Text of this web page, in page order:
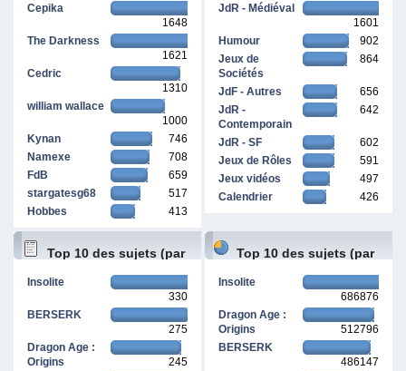
Cepika
1648
The Darkness
1621
Cedric
1310
william wallace
1000
Kynan
746
Namexe
708
FdB
659
stargatesg68
517
Hobbes
413
JdR - Médiéval
1601
Humour
902
Jeux de
Sociétés
864
JdF - Autres
656
JdR -
Contemporain
642
JdR - SF
602
Jeux de Rôles
591
Jeux vidéos
497
Calendrier
426
Top 10 des sujets (par
Insolite
330
BERSERK
275
Dragon Age :
Origins
245
Top 10 des sujets (par
Insolite
686876
Dragon Age :
Origins
512796
BERSERK
486147